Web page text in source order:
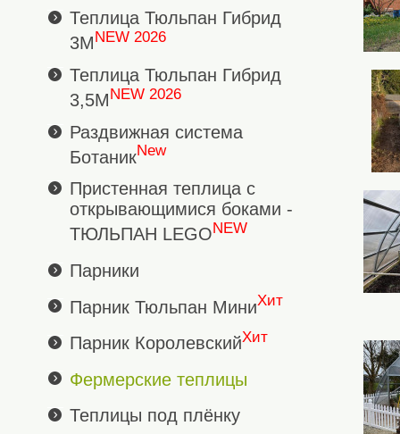
Теплица Тюльпан Гибрид
3М NEW 2026
Теплица Тюльпан Гибрид
3,5МNEW 2026
Раздвижная система
БотаникNew
Пристенная теплица с
открывающимися боками -
ТЮЛЬПАН LEGONEW
Парники
Парник Тюльпан МиниХит
Парник КоролевскийХит
Фермерские теплицы
Теплицы под плёнку